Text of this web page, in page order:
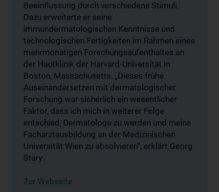
Beeinflussung durch verschiedene Stimuli.
Dazu erweiterte er seine
immundermatologischen Kenntnisse und
technologischen Fertigkeiten im Rahmen eines
mehrmonatigen Forschungsaufenthaltes an
der Hautklinik der Harvard-Universität in
Boston, Massachusetts. „Dieses frühe
Auseinandersetzen mit dermatologischer
Forschung war sicherlich ein wesentlicher
Faktor, dass ich mich in weiterer Folge
entschied, Dermatologe zu werden und meine
Facharztausbildung an der Medizinischen
Universität Wien zu absolvieren“, erklärt Georg
Stary.
Zur Webseite